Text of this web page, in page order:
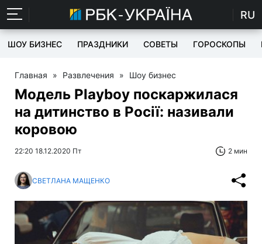
RU
ШОУ БИЗНЕС ПРАЗДНИКИ СОВЕТЫ ГОРОСКОПЫ
Главная » Развлечения » Шоу бизнес
Модель Playboy поскаржилася
на дитинство в Росії: називали
коровою
22:20 18.12.2020 Пт 2 мин
СВЕТЛАНА МАЩЕНКО